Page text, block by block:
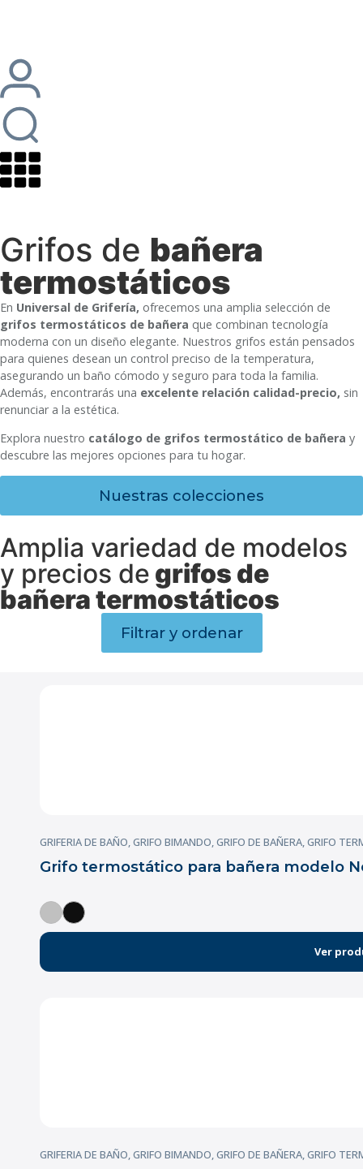
Grifos de bañera
termostáticos
En Universal de Grifería, ofrecemos una amplia selección de
grifos termostáticos de bañera que combinan tecnología
moderna con un diseño elegante. Nuestros grifos están pensados
para quienes desean un control preciso de la temperatura,
asegurando un baño cómodo y seguro para toda la familia.
Además, encontrarás una excelente relación calidad-precio, sin
renunciar a la estética.
Explora nuestro catálogo de grifos termostático de bañera y
descubre las mejores opciones para tu hogar.
Nuestras colecciones
Amplia variedad de modelos
y precios de grifos de
bañera termostáticos
Filtrar y ordenar
GRIFERIA DE BAÑO,GRIFO BIMANDO,GRIFO DE BAÑERA,GRIFO
Grifo termostático para bañera modelo
Ver
GRIFERIA DE BAÑO,GRIFO BIMANDO,GRIFO DE BAÑERA,GRIFO